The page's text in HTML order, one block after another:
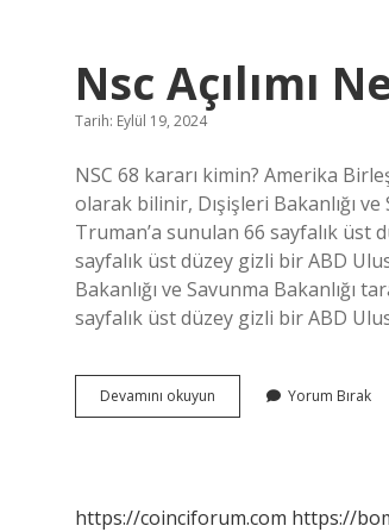
Nsc Açılımı
Tarih: Eylül 19, 2024
NSC 68 kararı kimin? Amerika
olarak bilinir, Dışişleri Bakanlığı
Truman’a sunulan 66 sayfalık üst
sayfalık üst düzey gizli bir ABD
Bakanlığı ve Savunma Bakanlığı
sayfalık üst düzey gizli bir ABD
Devamını okuyun
Açılımı
Yorum Bırak
https://coinciforum.com https://